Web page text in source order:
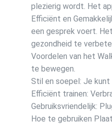
plezierig wordt. Het
Efficiënt en
een gesprek voert.
gezondheid te
Voordelen van het
te bewegen.
Stil en soepel: Je
Efficiënt trainen:
Gebruiksvriendelijk:
Hoe te gebruiken